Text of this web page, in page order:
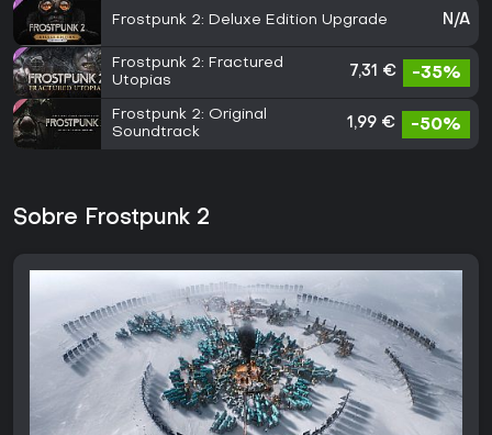
Frostpunk 2: Deluxe Edition Upgrade N/A
Frostpunk 2: Fractured
Utopias
7,31 € -35%
Frostpunk 2: Original
Soundtrack
1,99 € -50%
Sobre Frostpunk 2